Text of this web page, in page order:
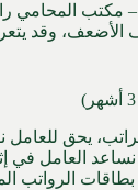
مكتب المحامي
الأضعف، وقد
يحق للعامل
العامل في
الرواتب